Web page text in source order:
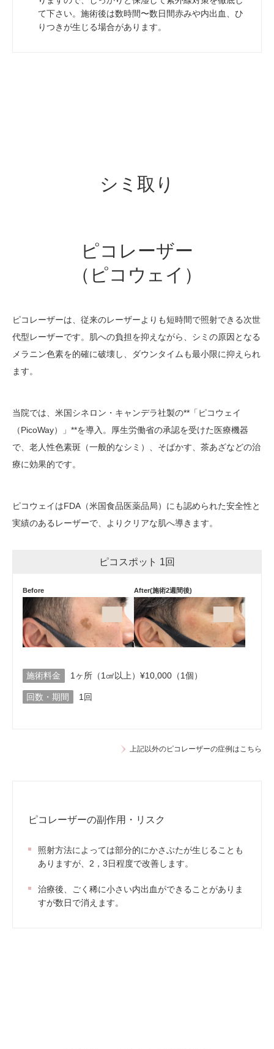
て下さい。施術後は数時間〜数日間赤みや内出血、ひ
りつきが生じる場合があります。
シミ取り
ピコレーザー
（ピコウェイ）
ピコレーザーは、従来のレーザーよりも短時間で照射できる次世
代型レーザーです。肌への負担を抑えながら、シミの原因となる
メラニン色素を的確に破壊し、ダウンタイムも最小限に抑えられ
ます。
当院では、米国シネロン・キャンデラ社製の**「ピコウェイ
（PicoWay）」**を導入。厚生労働省の承認を受けた医療機器
で、老人性色素斑（一般的なシミ）、そばかす、茶あざなどの治
療に効果的です。
ピコウェイはFDA（米国食品医薬品局）にも認められた安全性と
実績のあるレーザーで、よりクリアな肌へ導きます。
ピコスポット 1回
Before After(施術2週間後)
施術料金 1ヶ所（1㎠以上）¥10,000（1個）
回数・期間 1回
上記以外のピコレーザーの症例はこちら
ピコレーザーの副作用・リスク
照射方法によっては部分的にかさぶたが生じることも
ありますが、2，3日程度で改善します。
治療後、ごく稀に小さい内出血ができることがありま
すが数日で消えます。